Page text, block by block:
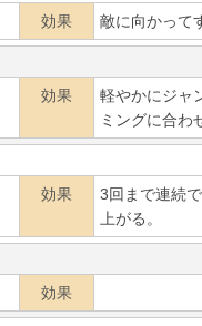
効果 敵に向かって
効果
軽やかにジャ
ミングに合わ
効果
3回まで連続
上がる。
効果